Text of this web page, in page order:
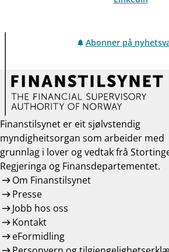
Abonner på
Finanstilsynet er eit sjølvstendig
myndigheitsorgan som arbeider med
grunnlag i lover og vedtak frå
Regjeringa og Finansdepartementet.
Om Finanstilsynet
Presse
Jobb hos oss
Kontakt
eFormidling